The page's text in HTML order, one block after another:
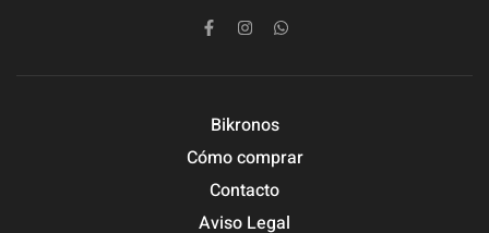
Bikronos
Cómo comprar
Contacto
Aviso Legal